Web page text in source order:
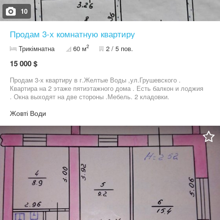
10
Продам 3-х комнатную квартиру
Трикімнатна 60 м2 2 / 5 пов.
15 000 $
Продам 3-х квартиру в г.Желтые Воды ,ул.Грушевского .
Квартира на 2 этаже пятиэтажного дома . Есть балкон и лоджия
. Окна выходят на две стороны .Мебель. 2 кладовки.
Жовті Води